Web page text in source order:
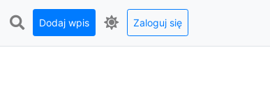
Dodaj wpis Zaloguj się